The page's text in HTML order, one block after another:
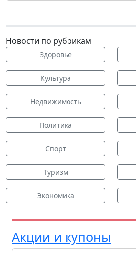
Новости по рубрикам
Здоровье
Культура
Недвижимость
Политика
Спорт
Туризм
Экономика
Акции и купоны